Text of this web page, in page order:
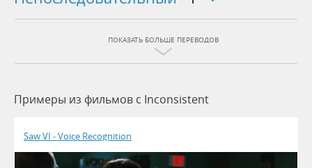
ПОКАЗАТЬ БОЛЬШЕ ПЕРЕВОДОВ
Примеры из фильмов c Inconsistent
Saw VI - Voice Recognition